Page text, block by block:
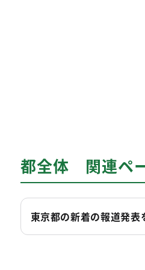
都全体 関連ペ
東京都の新着の報道発表